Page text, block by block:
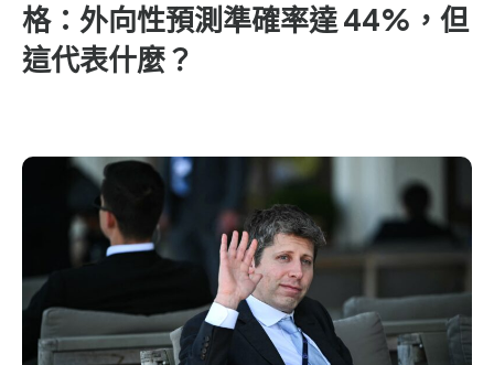
格：外向性預測準確率達 44%，但
這代表什麼？